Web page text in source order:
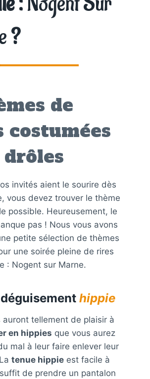
?
de
costumées
drôles
invités aient le sourire dès
vous devez trouver le thème
possible. Heureusement, le
pas ! Nous vous avons
petite sélection de thèmes
une soirée pleine de rires
: Nogent sur Marne.
hippie
auront tellement de plaisir à
en hippies que vous aurez
mal à leur faire enlever leur
tenue hippie est facile à
de prendre un pantalon